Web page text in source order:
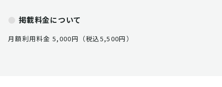
掲載料金について
月額利用料金 5,000円（税込5,500円）